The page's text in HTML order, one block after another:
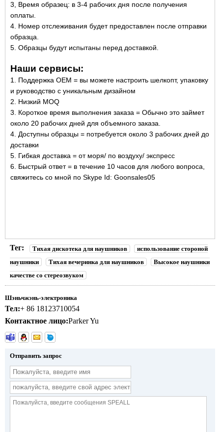
3, Время образец: в 3-4 рабочих дня после получения
оплаты.
4. Номер отслеживания будет предоставлен после отправки
образца.
5. Образцы будут испытаны перед доставкой.
Наши сервисы:
1. Поддержка OEM = вы можете настроить шелкопт, упаковку
и руководство с уникальным дизайном
2. Низкий MOQ
3. Короткое время выполнения заказа = Обычно это займет
около 20 рабочих дней для объемного заказа.
4. Доступны образцы = потребуется около 3 рабочих дней до
доставки
5. Гибкая доставка = от моря/ по воздуху/ экспресс
6. Быстрый ответ = в течение 10 часов для любого вопроса,
свяжитесь со мной по Skype Id: Goonsales05
Тег: Тихая дискотека для наушников
использование стороной
наушники
Тихая вечеринка для наушников
Высокое наушники
качестве со стереозвуком
Шэньчжэнь-электроника
Тел:+ 86 18123710054
Контактное лицо:Parker Yu
Отправить запрос